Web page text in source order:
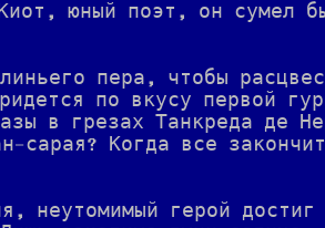
юный поэт, он сумел
пера, чтобы
по вкусу первой
в грезах Танкреда де
сарая? Когда все
неутомимый герой достиг